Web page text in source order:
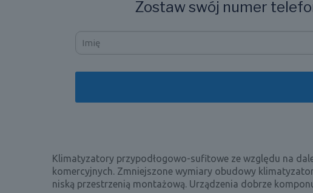
Zostaw swój numer
Klimatyzatory przypodłogowo-sufitowe ze względu na
komercyjnych. Zmniejszone wymiary obudowy
niską przestrzenią montażową. Urządzenia dobrze